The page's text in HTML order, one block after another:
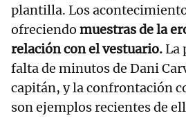
plantilla. Los
ofreciendo muestras de la
relación con el vestuario.La
falta de minutos de Dani
capitán, y la confrontación
son ejemplos recientes de